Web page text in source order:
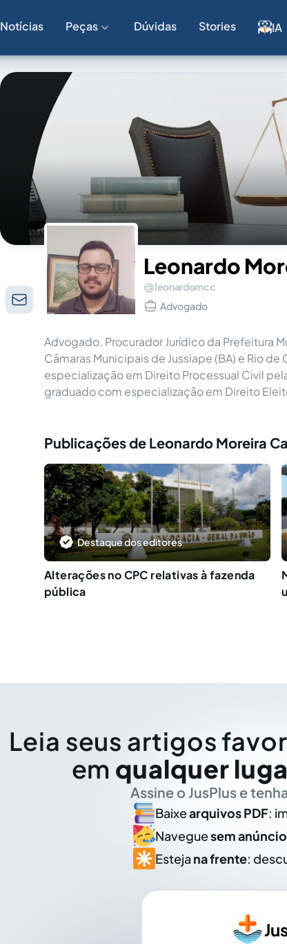
Notícias Peças Dúvidas Stories IA
Leonardo
leonardomcc
Advogado
Advogado. Procurador Jurídico da Prefeitura
Câmaras Municipais de Jussiape (BA) e Rio
especialização em Direito Processual Civil
graduado com especialização em Direito
Publicações de Leonardo Moreira
Destaque dos editores
Alterações no CPC relativas à fazenda
pública
Leia seus artigos
em qualquer
Assine o JusPlus e
Baixearquivos PDF:
Naveguesem
Esteja na frente: